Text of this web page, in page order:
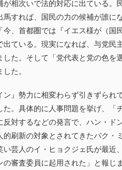
相次いで法的対応に出ている。
すれば、国民の力の候補が誰に
、首都圏では『イエス様が（国
ている。現実になれば、与党民
した。そして「党代表と党の色を
た。
』勢力に相変わらず引きずられ
。具体的に人事問題を挙げ、「
対するなどの発言で、ハン・ド
刷新の対象とされてきたパク・
い芸人のイ・ヒョクジェ氏が最近
審査委員に起用された」と報じ